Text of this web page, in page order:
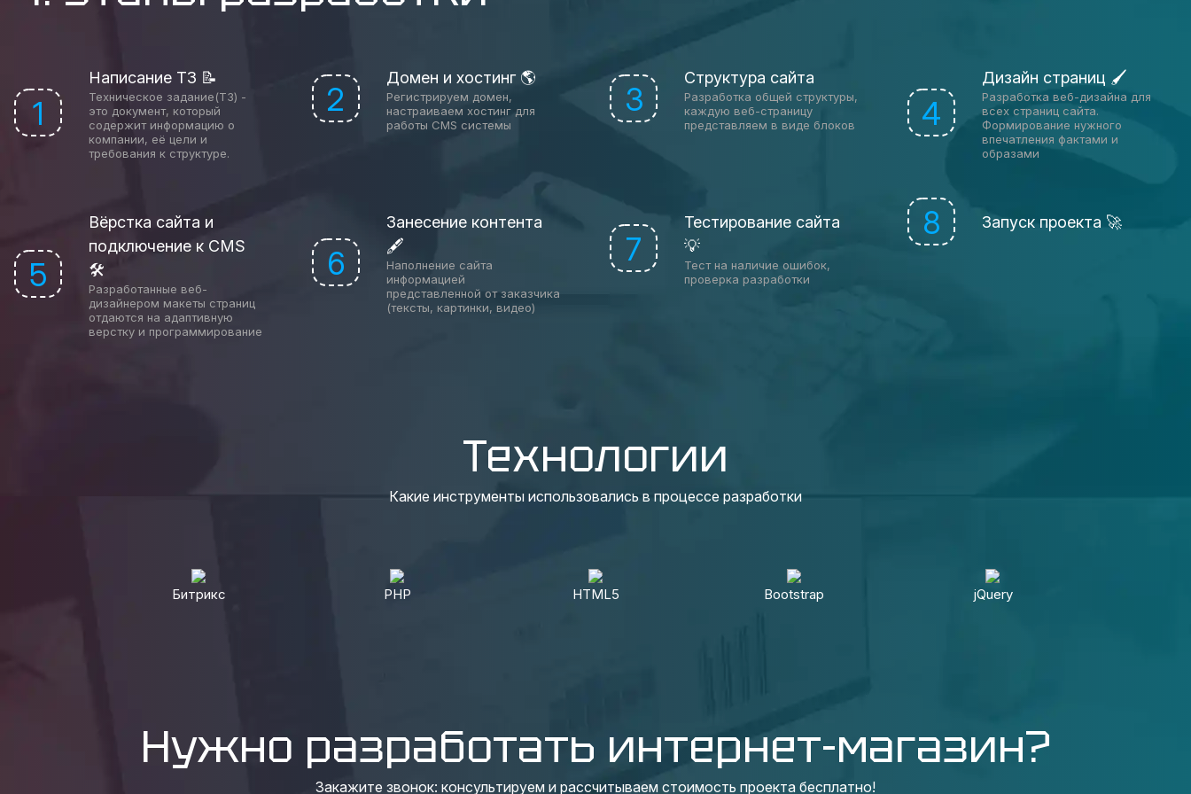
1
Написание ТЗ 📝
Техническое задание(ТЗ) -
это документ, который
содержит информацию о
компании, её цели и
требования к структуре.
2
Домен и хостинг 🌎
Регистрируем домен,
настраиваем хостинг для
работы CMS системы
3
Структура сайта
Разработка общей структуры,
каждую веб-страницу
представляем в виде блоков
4
Дизайн страниц 🖌
Разработка веб-дизайна для
всех страниц сайта.
Формирование нужного
впечатления фактами и
образами
5
Вёрстка сайта и
подключение к CMS
🛠
Разработанные веб-
дизайнером макеты страниц
отдаются на адаптивную
верстку и программирование
6
Занесение контента
🖋
Наполнение сайта
информацией
представленной от заказчика
(тексты, картинки, видео)
7
Тестирование сайта
💡
Тест на наличие ошибок,
проверка разработки
8 Запуск проекта 🚀
Технологии
Какие инструменты использовались в процессе разработки
Битрикс PHP HTML5 Bootstrap jQuery
Нужно разработать интернет-магазин?
Закажите звонок: консультируем и рассчитываем стоимость проекта бесплатно!